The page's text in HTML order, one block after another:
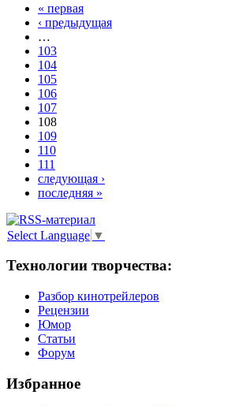
« первая
‹ предыдущая
…
103
104
105
106
107
108
109
110
111
следующая ›
последняя »
Select Language ▼
Технологии творчества:
Разбор кинотрейлеров
Рецензии
Юмор
Статьи
Форум
Избранное